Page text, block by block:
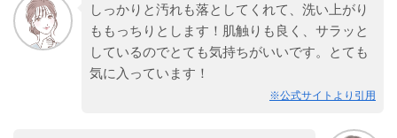
しっかりと汚れも落としてくれて、洗い上がり
ももっちりとします！肌触りも良く、サラッと
しているのでとても気持ちがいいです。とても
気に入っています！
※公式サイトより引用